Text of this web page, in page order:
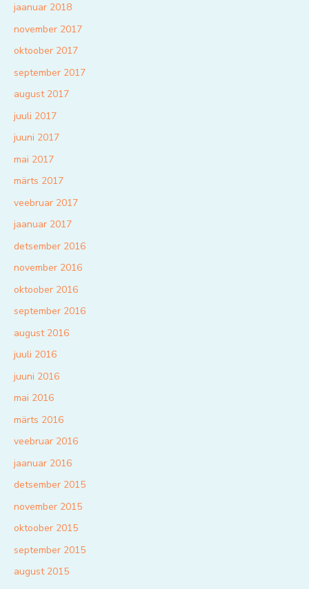
jaanuar 2018
november 2017
oktoober 2017
september 2017
august 2017
juuli 2017
juuni 2017
mai 2017
märts 2017
veebruar 2017
jaanuar 2017
detsember 2016
november 2016
oktoober 2016
september 2016
august 2016
juuli 2016
juuni 2016
mai 2016
märts 2016
veebruar 2016
jaanuar 2016
detsember 2015
november 2015
oktoober 2015
september 2015
august 2015